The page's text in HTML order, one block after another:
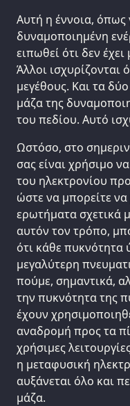
Αυτή η έννοια, όπως
δυναμοποιημένη
ειπωθεί ότι δεν
Άλλοι ισχυρίζονται
μεγέθους. Και τα
μάζα της
του πεδίου. Αυτό
Ωστόσο, στο
σας είναι χρήσιμο
του ηλεκτρονίου
ώστε να μπορείτε να
ερωτήματα σχετικά
αυτόν τον τρόπο,
ότι κάθε πυκνότητα
μεγαλύτερη
πούμε, σημαντικά,
την πυκνότητα της
έχουν
αναδρομή προς τα
χρήσιμες
η μεταφυσική
αυξάνεται όλο και
μάζα.